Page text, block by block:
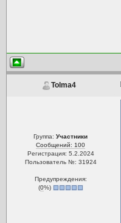
Tolma4
Группа:Участники
Сообщений: 100
Регистрация: 5.2.2024
Пользователь №: 31924
Предупреждения:
(0%)